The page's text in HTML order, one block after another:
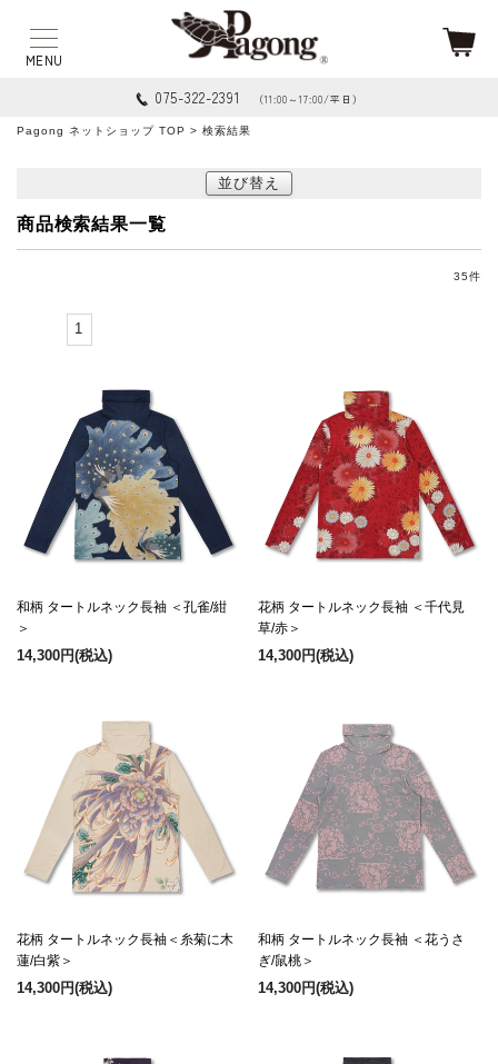
075-322-2391 （11:00～17:00/平日）
Pagong ネットショップ TOP > 検索結果
並び替え
商品検索結果一覧
35件
1
和柄 タートルネック長袖 ＜孔雀/紺
＞
14,300円(税込)
花柄 タートルネック長袖 ＜千代見
草/赤＞
14,300円(税込)
花柄 タートルネック長袖＜糸菊に木
蓮/白紫＞
14,300円(税込)
和柄 タートルネック長袖 ＜花うさ
ぎ/鼠桃＞
14,300円(税込)